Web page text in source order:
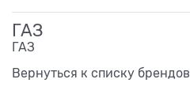
ГАЗ
ГАЗ
Вернуться к списку брендов